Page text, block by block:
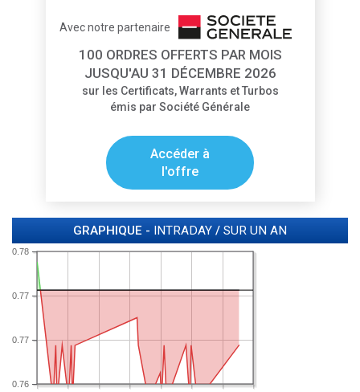
Avec notre partenaire
100 ORDRES OFFERTS PAR MOIS
JUSQU'AU 31 DÉCEMBRE 2026
sur les Certificats, Warrants et Turbos
émis par Société Générale
Accéder à
l'offre
GRAPHIQUE - INTRADAY / SUR UN AN
0.76
0.77
0.77
0.78